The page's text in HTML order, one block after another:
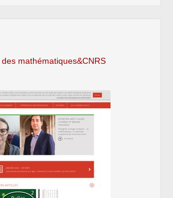
mathématiques&CNRS